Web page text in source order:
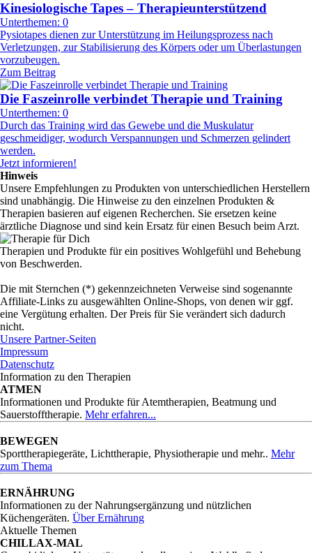
Kinesiologische Tapes – Therapieunterstützend
Unterthemen: 0
Pysiotapes dienen zur Unterstützung im Heilungsprozess nach
Verletzungen, zur Stabilisierung des Körpers oder um Überlastungen
vorzubeugen.
Zum Beitrag
Die Faszeinrolle verbindet Therapie und Training
Unterthemen: 0
Durch das Training wird das Gewebe und die Muskulatur
geschmeidiger, wodurch Verspannungen und Schmerzen gelindert
werden.
Jetzt informieren!
Hinweis
Unsere Empfehlungen zu Produkten von unterschiedlichen Herstellern
sind unabhängig. Die Hinweise zu den einzelnen Produkten &
Therapien basieren auf eigenen Recherchen. Sie ersetzen keine
ärztliche Diagnose und sind kein Ersatz für einen Besuch beim Arzt.
Therapien und Produkte für ein positives Wohlgefühl und Behebung
von Beschwerden.
Die mit Sternchen (*) gekennzeichneten Verweise sind sogenannte
Affiliate-Links zu ausgewählten Online-Shops, von denen wir ggf.
eine Vergütung erhalten. Der Preis für Sie verändert sich dadurch
nicht.
Unsere Partner-Seiten
Impressum
Datenschutz
Information zu den Therapien
ATMEN
Informationen und Produkte für Atemtherapien, Beatmung und
Sauerstofftherapie. Mehr erfahren...
BEWEGEN
Sporttherapiegeräte, Lichttherapie, Physiotherapie und mehr.. Mehr
zum Thema
ERNÄHRUNG
Informationen zu der Nahrungsergänzung und nützlichen
Küchengeräten. Über Ernährung
Aktuelle Themen
CHILLAX-MAL